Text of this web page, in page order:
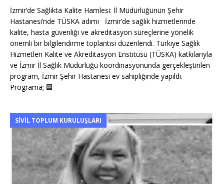
İzmir’de Sağlıkta Kalite Hamlesi: İl Müdürlüğünün Şehir
Hastanesi’nde TÜSKA adımı İzmir’de sağlık hizmetlerinde
kalite, hasta güvenliği ve akreditasyon süreçlerine yönelik
önemli bir bilgilendirme toplantısı düzenlendi. Türkiye Sağlık
Hizmetleri Kalite ve Akreditasyon Enstitüsü (TÜSKA) katkılarıyla
ve İzmir İl Sağlık Müdürlüğü koordinasyonunda gerçekleştirilen
program, İzmir Şehir Hastanesi ev sahipliğinde yapıldı.
Programa; 🟦
SIVIL TOPLUM KURULUŞLARI